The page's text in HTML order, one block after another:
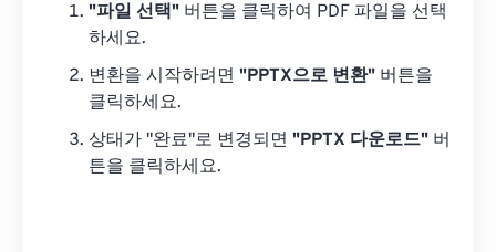
"파일 선택" 버튼을 클릭하여 PDF 파일을 선택
하세요.
변환을 시작하려면 "PPTX으로 변환" 버튼을
클릭하세요.
상태가 "완료"로 변경되면 "PPTX 다운로드" 버
튼을 클릭하세요.